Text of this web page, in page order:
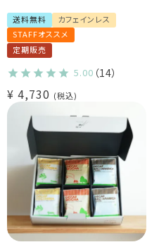
送料無料
カフェインレス
STAFFオススメ
定期販売
5.00 （14）
¥ 4,730 税込